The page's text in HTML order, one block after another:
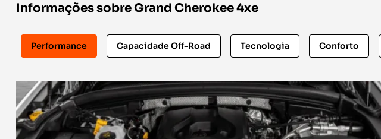
Informações sobre Grand Cherokee 4xe
Performance Capacidade Off-Road Tecnologia Conforto